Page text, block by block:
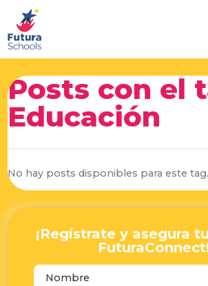
Posts con el
Educación
No hay posts disponibles para este tag.
¡Regístrate y asegura